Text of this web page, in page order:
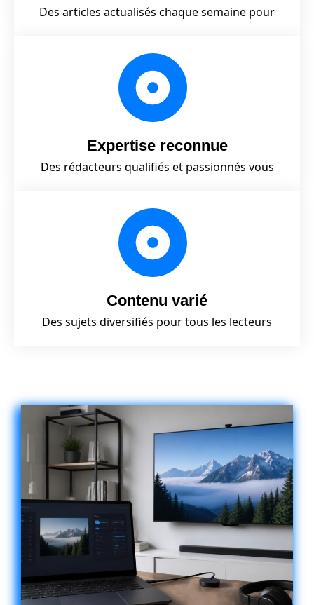
Des articles actualisés chaque semaine pour
Expertise reconnue
Des rédacteurs qualifiés et passionnés vous
Contenu varié
Des sujets diversifiés pour tous les lecteurs